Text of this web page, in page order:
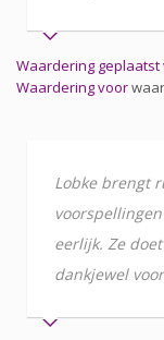
Waardering geplaatst
Waardering voor
Lobke brengt
eerlijk. Ze
dankjewel